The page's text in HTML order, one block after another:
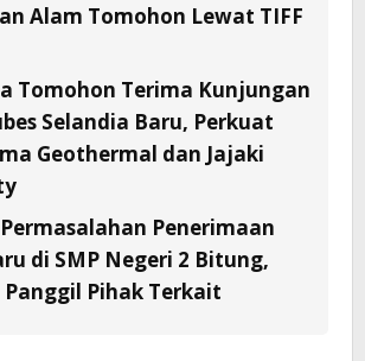
Alam Tomohon Lewat TIFF
Tomohon Terima Kunjungan
Selandia Baru, Perkuat
Geothermal dan Jajaki
Penerimaan
di SMP Negeri 2 Bitung,
Panggil Pihak Terkait